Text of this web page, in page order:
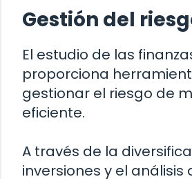
Gestión del
El estudio de las
proporciona
gestionar el riesgo de
eficiente.
A través de la
inversiones y el análisis